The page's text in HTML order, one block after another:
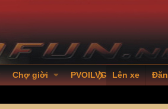
Chợ giời PVOILVGC2026
Lên xe